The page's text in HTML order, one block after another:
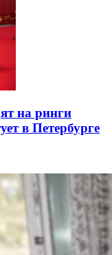
на ринги
в Петербурге